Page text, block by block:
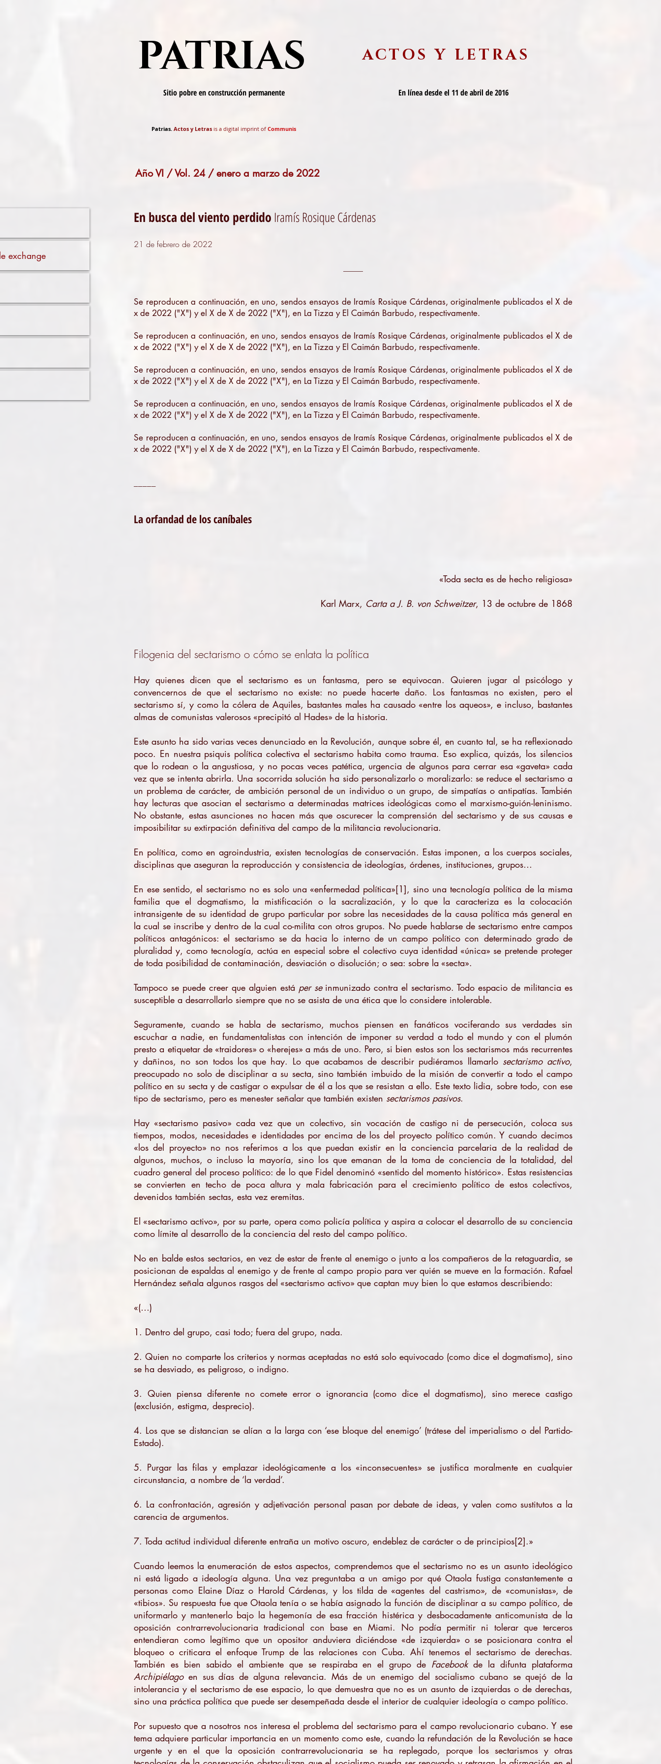
PATRIAS
Sitio pobre en construcción permanente
ACTOS Y LETRAS
En línea desde el 11 de abril de 2016
Patrias. Actos y Letras is a digital imprint of Communis
Año VI / Vol. 24 / enero a marzo de 2022
En busca del viento perdido Iramís Rosique Cárdenas
21 de febrero de 2022
Se reproducen a continuación, en uno, sendos ensayos de Iramís Rosique Cárdenas, originalmente publicados el X de
x de 2022 ("X") y el X de X de 2022 ("X"), en La Tizza y El Caimán Barbudo, respectivamente.
Se reproducen a continuación, en uno, sendos ensayos de Iramís Rosique Cárdenas, originalmente publicados el X de
x de 2022 ("X") y el X de X de 2022 ("X"), en La Tizza y El Caimán Barbudo, respectivamente.
Se reproducen a continuación, en uno, sendos ensayos de Iramís Rosique Cárdenas, originalmente publicados el X de
x de 2022 ("X") y el X de X de 2022 ("X"), en La Tizza y El Caimán Barbudo, respectivamente.
Se reproducen a continuación, en uno, sendos ensayos de Iramís Rosique Cárdenas, originalmente publicados el X de
x de 2022 ("X") y el X de X de 2022 ("X"), en La Tizza y El Caimán Barbudo, respectivamente.
Se reproducen a continuación, en uno, sendos ensayos de Iramís Rosique Cárdenas, originalmente publicados el X de
x de 2022 ("X") y el X de X de 2022 ("X"), en La Tizza y El Caimán Barbudo, respectivamente.
La orfandad de los caníbales
«Toda secta es de hecho religiosa»
Karl Marx, Carta a J. B. von Schweitzer, 13 de octubre de 1868
Filogenia del sectarismo o cómo se enlata la política
Hay quienes dicen que el sectarismo es un fantasma, pero se equivocan. Quieren jugar al psicólogo y
convencernos de que el sectarismo no existe: no puede hacerte daño. Los fantasmas no existen, pero el
sectarismo sí, y como la cólera de Aquiles, bastantes males ha causado «entre los aqueos», e incluso, bastantes
almas de comunistas valerosos «precipitó al Hades» de la historia.
Este asunto ha sido varias veces denunciado en la Revolución, aunque sobre él, en cuanto tal, se ha reflexionado
poco. En nuestra psiquis política colectiva el sectarismo habita como trauma. Eso explica, quizás, los silencios
que lo rodean o la angustiosa, y no pocas veces patética, urgencia de algunos para cerrar esa «gaveta» cada
vez que se intenta abrirla. Una socorrida solución ha sido personalizarlo o moralizarlo: se reduce el sectarismo a
un problema de carácter, de ambición personal de un individuo o un grupo, de simpatías o antipatías. También
hay lecturas que asocian el sectarismo a determinadas matrices ideológicas como el marxismo-guión-leninismo.
No obstante, estas asunciones no hacen más que oscurecer la comprensión del sectarismo y de sus causas e
imposibilitar su extirpación definitiva del campo de la militancia revolucionaria.
En política, como en agroindustria, existen tecnologías de conservación. Estas imponen, a los cuerpos sociales,
disciplinas que aseguran la reproducción y consistencia de ideologías, órdenes, instituciones, grupos…
En ese sentido, el sectarismo no es solo una «enfermedad política»[1], sino una tecnología política de la misma
familia que el dogmatismo, la mistificación o la sacralización, y lo que la caracteriza es la colocación
intransigente de su identidad de grupo particular por sobre las necesidades de la causa política más general en
la cual se inscribe y dentro de la cual co-milita con otros grupos. No puede hablarse de sectarismo entre campos
políticos antagónicos: el sectarismo se da hacia lo interno de un campo político con determinado grado de
pluralidad y, como tecnología, actúa en especial sobre el colectivo cuya identidad «única» se pretende proteger
de toda posibilidad de contaminación, desviación o disolución; o sea: sobre la «secta».
Tampoco se puede creer que alguien está per seinmunizado contra el sectarismo. Todo espacio de militancia es
susceptible a desarrollarlo siempre que no se asista de una ética que lo considere intolerable.
Seguramente, cuando se habla de sectarismo, muchos piensen en fanáticos vociferando sus verdades sin
escuchar a nadie, en fundamentalistas con intención de imponer su verdad a todo el mundo y con el plumón
presto a etiquetar de «traidores» o «herejes» a más de uno. Pero, si bien estos son los sectarismos más recurrentes
y dañinos, no son todos los que hay. Lo que acabamos de describir pudiéramos llamarlo sectarismo activo,
preocupado no solo de disciplinar a su secta, sino también imbuido de la misión de convertir a todo el campo
político en su secta y de castigar o expulsar de él a los que se resistan a ello. Este texto lidia, sobre todo, con ese
tipo de sectarismo, pero es menester señalar que también existen sectarismos pasivos.
Hay «sectarismo pasivo» cada vez que un colectivo, sin vocación de castigo ni de persecución, coloca sus
tiempos, modos, necesidades e identidades por encima de los del proyecto político común. Y cuando decimos
«los del proyecto» no nos referimos a los que puedan existir en la conciencia parcelaria de la realidad de
algunos, muchos, o incluso la mayoría, sino los que emanan de la toma de conciencia de la totalidad, del
cuadro general del proceso político: de lo que Fidel denominó «sentido del momento histórico». Estas resistencias
se convierten en techo de poca altura y mala fabricación para el crecimiento político de estos colectivos,
devenidos también sectas, esta vez eremitas.
El «sectarismo activo», por su parte, opera como policía política y aspira a colocar el desarrollo de su conciencia
como límite al desarrollo de la conciencia del resto del campo político.
No en balde estos sectarios, en vez de estar de frente al enemigo o junto a los compañeros de la retaguardia, se
posicionan de espaldas al enemigo y de frente al campo propio para ver quién se mueve en la formación. Rafael
Hernández señala algunos rasgos del «sectarismo activo» que captan muy bien lo que estamos describiendo:
«(…)
1. Dentro del grupo, casi todo; fuera del grupo, nada.
2. Quien no comparte los criterios y normas aceptadas no está solo equivocado (como dice el dogmatismo), sino
se ha desviado, es peligroso, o indigno.
3. Quien piensa diferente no comete error o ignorancia (como dice el dogmatismo), sino merece castigo
(exclusión, estigma, desprecio).
4. Los que se distancian se alían a la larga con ‘ese bloque del enemigo’ (trátese del imperialismo o del Partido-
Estado).
5. Purgar las filas y emplazar ideológicamente a los «inconsecuentes» se justifica moralmente en cualquier
circunstancia, a nombre de ‘la verdad’.
6. La confrontación, agresión y adjetivación personal pasan por debate de ideas, y valen como sustitutos a la
carencia de argumentos.
7. Toda actitud individual diferente entraña un motivo oscuro, endeblez de carácter o de principios[2].»
Cuando leemos la enumeración de estos aspectos, comprendemos que el sectarismo no es un asunto ideológico
ni está ligado a ideología alguna. Una vez preguntaba a un amigo por qué Otaola fustiga constantemente a
personas como Elaine Díaz o Harold Cárdenas, y los tilda de «agentes del castrismo», de «comunistas», de
«tibios». Su respuesta fue que Otaola tenía o se había asignado la función de disciplinar a su campo político, de
uniformarlo y mantenerlo bajo la hegemonía de esa fracción histérica y desbocadamente anticomunista de la
oposición contrarrevolucionaria tradicional con base en Miami. No podía permitir ni tolerar que terceros
entendieran como legítimo que un opositor anduviera diciéndose «de izquierda» o se posicionara contra el
bloqueo o criticara el enfoque Trump de las relaciones con Cuba. Ahí tenemos el sectarismo de derechas.
También es bien sabido el ambiente que se respiraba en el grupo de Facebookde la difunta plataforma
Archipiélagoen sus días de alguna relevancia. Más de un enemigo del socialismo cubano se quejó de la
intolerancia y el sectarismo de ese espacio, lo que demuestra que no es un asunto de izquierdas o de derechas,
sino una práctica política que puede ser desempeñada desde el interior de cualquier ideología o campo político.
Por supuesto que a nosotros nos interesa el problema del sectarismo para el campo revolucionario cubano. Y ese
tema adquiere particular importancia en un momento como este, cuando la refundación de la Revolución se hace
urgente y en el que la oposición contrarrevolucionaria se ha replegado, porque los sectarismos y otras
exchange